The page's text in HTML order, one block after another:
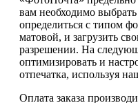
вам необходимо
определиться с типом
матовой, и загрузить
разрешении. На
оптимизировать и
отпечатка, используя
Оплата заказа